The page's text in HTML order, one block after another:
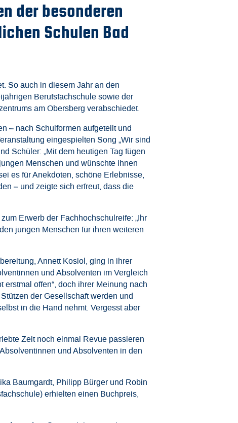
der besonderen
Schulen Bad
So auch in diesem Jahr an den
Berufsfachschule sowie der
am Obersberg verabschiedet.
– nach Schulformen aufgeteilt und
eingespielten Song „Wir sind
Schüler: „Mit dem heutigen Tag fügen
Menschen und wünschte ihnen
es für Anekdoten, schöne Erlebnisse,
– und zeigte sich erfreut, dass die
Erwerb der Fachhochschulreife: „Ihr
jungen Menschen für ihren weiteren
Annett Kosiol, ging in ihrer
und Absolventen im Vergleich
offen“, doch ihrer Meinung nach
der Gesellschaft werden und
in die Hand nehmt. Vergesst aber
Zeit noch einmal Revue passieren
und Absolventen in den
Baumgardt, Philipp Bürger und Robin
erhielten einen Buchpreis,